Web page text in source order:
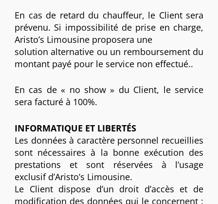
En cas de retard du chauffeur, le Client sera
prévenu. Si impossibilité de prise en charge,
Aristo’s Limousine proposera une
solution alternative ou un remboursement du
montant payé pour le service non effectué..
En cas de « no show » du Client, le service
sera facturé à 100%.
INFORMATIQUE ET LIBERTÉS
Les données à caractère personnel recueillies
sont nécessaires à la bonne exécution des
prestations et sont réservées à l’usage
exclusif d’Aristo’s Limousine.
Le Client dispose d’un droit d’accès et de
modification des données qui le concernent :